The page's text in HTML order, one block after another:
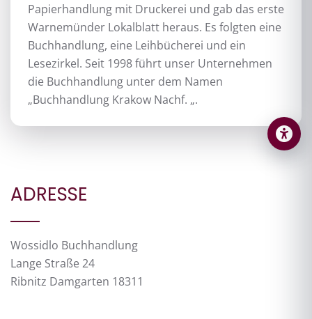
Papierhandlung mit Druckerei und gab das erste
Warnemünder Lokalblatt heraus. Es folgten eine
Buchhandlung, eine Leihbücherei und ein
Lesezirkel. Seit 1998 führt unser Unternehmen
die Buchhandlung unter dem Namen
„Buchhandlung Krakow Nachf. „.
ADRESSE
Wossidlo Buchhandlung
Lange Straße 24
Ribnitz Damgarten 18311